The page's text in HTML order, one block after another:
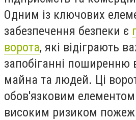
Одним із ключових
забезпечення безпеки є
ворота, які відіграють
запобіганні поширенню
майна та людей. Ці
обов'язковим елементом
високим ризиком